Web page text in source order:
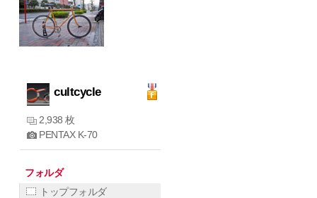
cultcycle
2,938 枚
PENTAX K-70
フォルダ
トップフォルダ